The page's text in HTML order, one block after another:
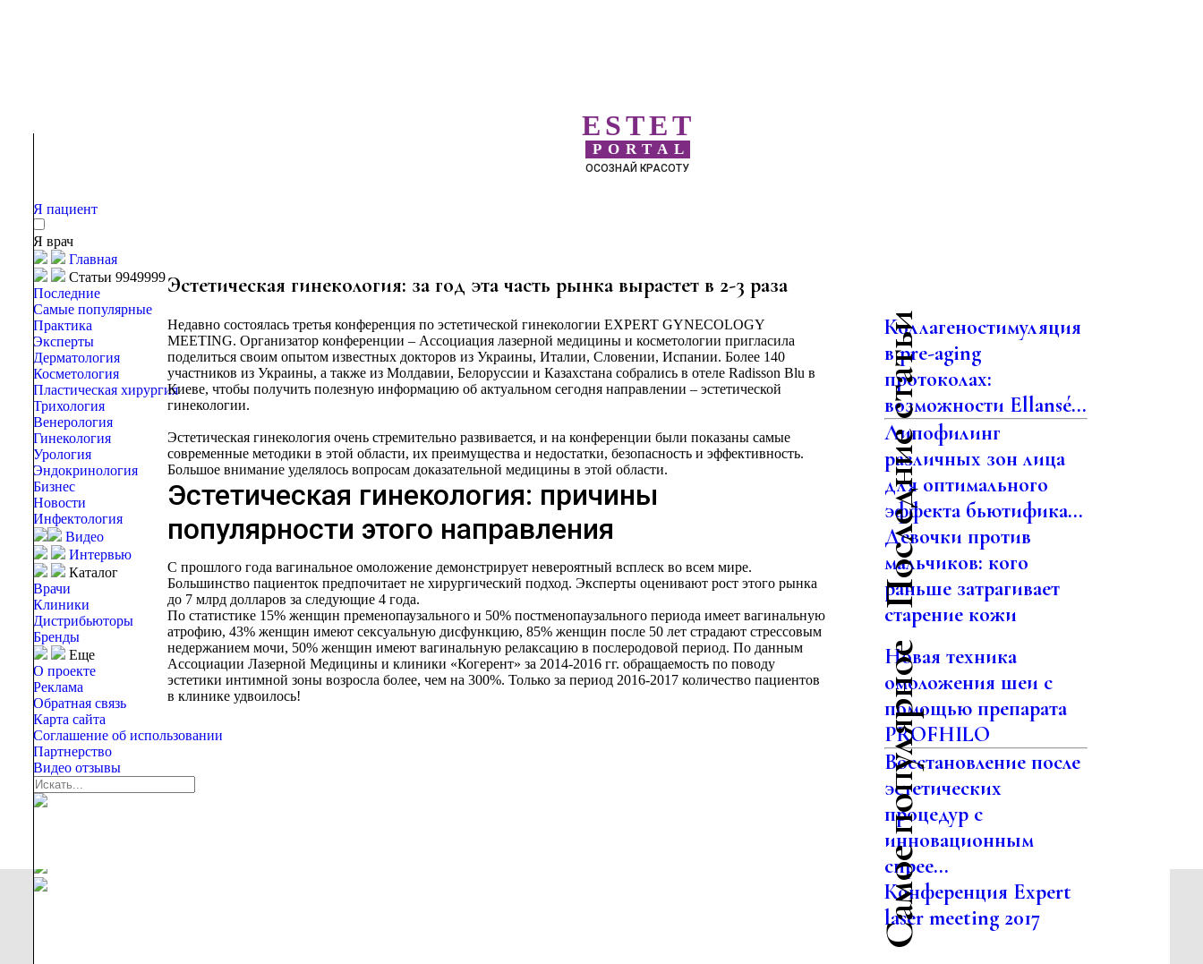
ESTET
PORTAL
ОСОЗНАЙ КРАСОТУ
Я пациент
Я врач
Главная
Статьи 9949999
Последние
Самые популярные
Практика
Эксперты
Дерматология
Косметология
Пластическая хирургия
Трихология
Венерология
Гинекология
Урология
Эндокринология
Бизнес
Новости
Инфектология
Видео
Интервью
Каталог
Врачи
Клиники
Дистрибьюторы
Бренды
Еще
О проекте
Реклама
Обратная связь
Карта сайта
Соглашение об использовании
Партнерство
Видео отзывы
Эстетическая гинекология: за год эта часть рынка вырастет в 2-3 раза
Недавно состоялась третья конференция по эстетической гинекологии EXPERT GYNECOLOGY
MEETING. Организатор конференции – Ассоциация лазерной медицины и косметологии пригласила
поделиться своим опытом известных докторов из Украины, Италии, Словении, Испании. Более 140
участников из Украины, а также из Молдавии, Белоруссии и Казахстана собрались в отеле Radisson Blu в
Киеве, чтобы получить полезную информацию об актуальном сегодня направлении – эстетической
гинекологии.
Эстетическая гинекология очень стремительно развивается, и на конференции были показаны самые
современные методики в этой области, их преимущества и недостатки, безопасность и эффективность.
Большое внимание уделялось вопросам доказательной медицины в этой области.
Эстетическая гинекология: причины
популярности этого направления
С прошлого года вагинальное омоложение демонстрирует невероятный всплеск во всем мире.
Большинство пациенток предпочитает не хирургический подход. Эксперты оценивают рост этого рынка
до 7 млрд долларов за следующие 4 года.
По статистике 15% женщин пременопаузального и 50% постменопаузального периода имеет вагинальную
атрофию, 43% женщин имеют сексуальную дисфункцию, 85% женщин после 50 лет страдают стрессовым
недержанием мочи, 50% женщин имеют вагинальную релаксацию в послеродовой период. По данным
Ассоциации Лазерной Медицины и клиники «Когерент» за 2014-2016 гг. обращаемость по поводу
эстетики интимной зоны возросла более, чем на 300%. Только за период 2016-2017 количество пациентов
в клинике удвоилось!
Последние статьи
Коллагеностимуляция
в pre-aging
протоколах:
возможности Ellansé...
Липофилинг
различных зон лица
для оптимального
эффекта бьютифика...
Девочки против
мальчиков: кого
раньше затрагивает
старение кожи
Самое популярное
Новая техника
омоложения шеи с
помощью препарата
PROFHILO
Восстановление после
эстетических
процедур с
инновационным
спрее...
Конференция Expert
laser meeting 2017